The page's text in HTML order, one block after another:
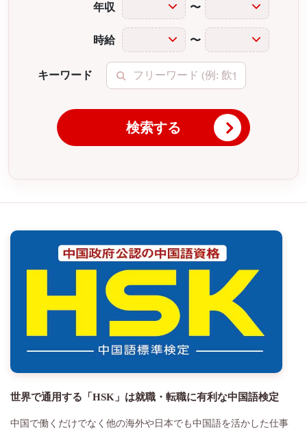
年収 〜
時給 〜
キーワード
検索する
世界で通用する「HSK」は就職・転職に有利な中国語検定
中国で働くだけでなく他の海外や日本でも中国語を活かした仕事